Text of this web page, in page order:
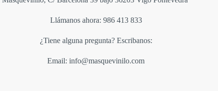
Llámanos ahora: 986 413 833
¿Tiene alguna pregunta? Escribanos:
Email: info@masquevinilo.com